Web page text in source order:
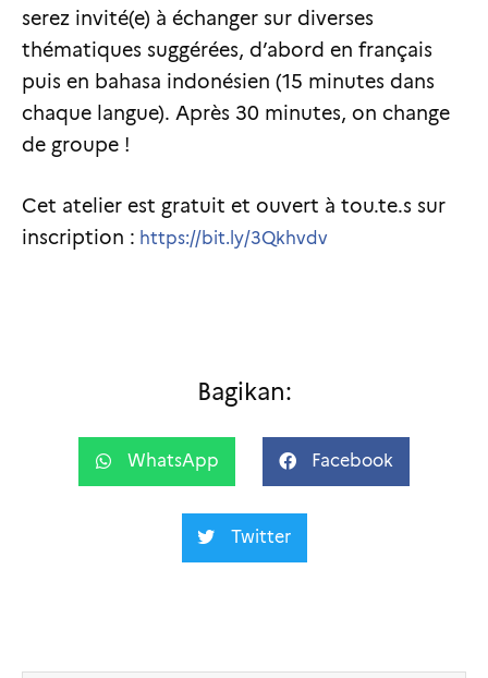
serez invité(e) à échanger sur diverses
thématiques suggérées, d’abord en français
puis en bahasa indonésien (15 minutes dans
chaque langue). Après 30 minutes, on change
de groupe !
Cet atelier est gratuit et ouvert à tou.te.s sur
inscription : https://bit.ly/3Qkhvdv
Bagikan:
WhatsApp Facebook
Twitter